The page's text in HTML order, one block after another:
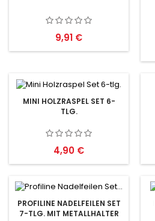
Preis
9,91 €
MINI HOLZRASPEL SET 6-
TLG.
Preis
4,90 €
PROFILINE NADELFEILEN SET
7-TLG. MIT METALLHALTER